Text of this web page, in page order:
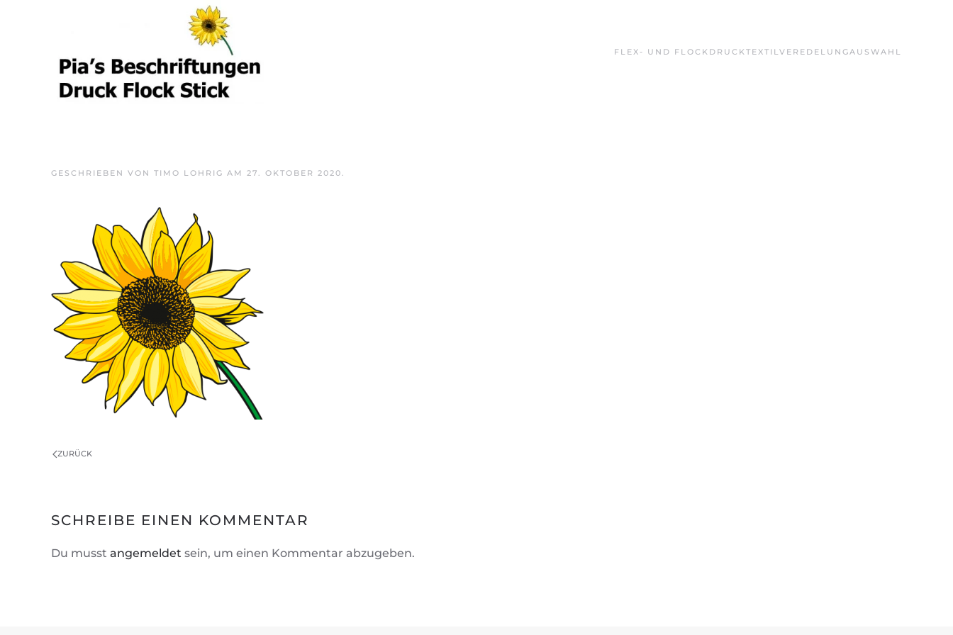
FLEX- UND FLOCKDRUCKTEXTILVEREDELUNGAUSWAHL
GESCHRIEBEN VON TIMO LOHRIG AM 27. OKTOBER 2020.
ZURÜCK
SCHREIBE EINEN KOMMENTAR
Du musst angemeldet sein, um einen Kommentar abzugeben.